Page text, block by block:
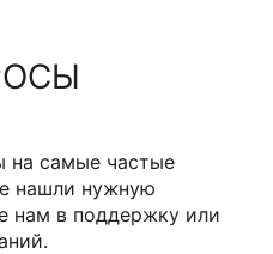
на самые частые
нашли нужную
в поддержку или